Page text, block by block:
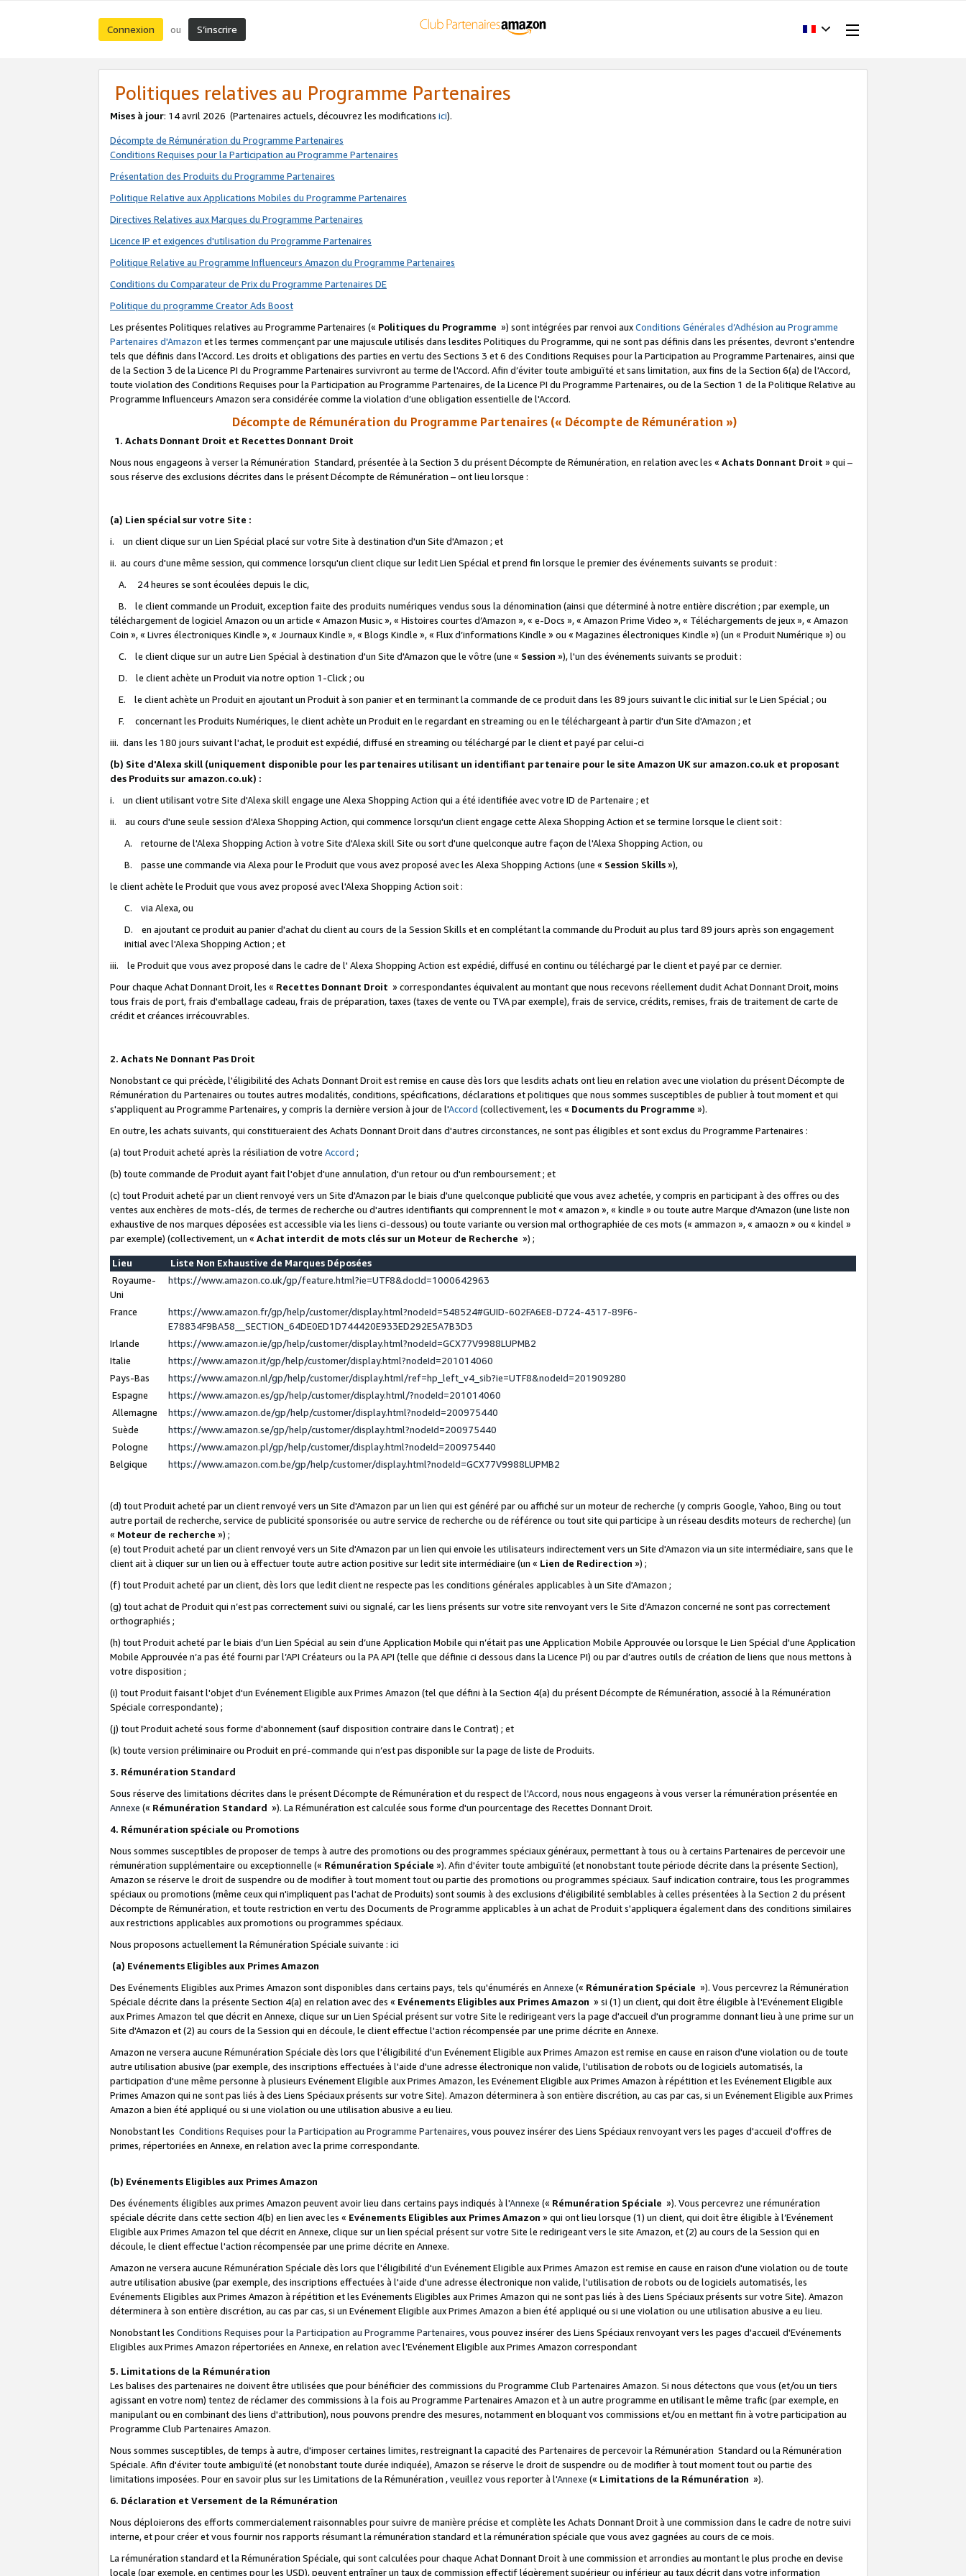
Connexion ou S’inscrire
Politiques relatives au Programme Partenaires
Mises à jour: 14 avril 2026 (Partenaires actuels, découvrez les modifications ici).
Décompte de Rémunération du Programme Partenaires
Conditions Requises pour la Participation au Programme Partenaires
Présentation des Produits du Programme Partenaires
Politique Relative aux Applications Mobiles du Programme Partenaires
Directives Relatives aux Marques du Programme Partenaires
Licence IP et exigences d'utilisation du Programme Partenaires
Politique Relative au Programme Influenceurs Amazon du Programme Partenaires
Conditions du Comparateur de Prix du Programme Partenaires DE
Politique du programme Creator Ads Boost
Les présentes Politiques relatives au Programme Partenaires (« Politiques du Programme ») sont intégrées par renvoi auxConditions Générales d’Adhésion au Programme
Partenaires d'Amazon et les termes commençant par une majuscule utilisés dans lesdites Politiques du Programme, qui ne sont pas définis dans les présentes, devront s'entendre
tels que définis dans l'Accord. Les droits et obligations des parties en vertu des Sections 3 et 6 des Conditions Requises pour la Participation au Programme Partenaires, ainsi que
de la Section 3 de la Licence PI du Programme Partenaires survivront au terme de l'Accord. Afin d’éviter toute ambiguïté et sans limitation, aux fins de la Section 6(a) de l'Accord,
toute violation des Conditions Requises pour la Participation au Programme Partenaires, de la Licence PI du Programme Partenaires, ou de la Section 1 de la Politique Relative au
Programme Influenceurs Amazon sera considérée comme la violation d’une obligation essentielle de l'Accord.
Décompte de Rémunération du Programme Partenaires (« Décompte de Rémunération »)
1. Achats Donnant Droit et Recettes Donnant Droit
Nous nous engageons à verser la Rémunération Standard, présentée à la Section 3 du présent Décompte de Rémunération, en relation avec les « Achats Donnant Droit » qui –
sous réserve des exclusions décrites dans le présent Décompte de Rémunération – ont lieu lorsque :
(a) Lien spécial sur votre Site :
i. un client clique sur un Lien Spécial placé sur votre Site à destination d'un Site d'Amazon ; et
ii. au cours d'une même session, qui commence lorsqu'un client clique sur ledit Lien Spécial et prend fin lorsque le premier des événements suivants se produit :
A. 24 heures se sont écoulées depuis le clic,
B. le client commande un Produit, exception faite des produits numériques vendus sous la dénomination (ainsi que déterminé à notre entière discrétion ; par exemple, un
téléchargement de logiciel Amazon ou un article « Amazon Music », « Histoires courtes d’Amazon », « e-Docs », « Amazon Prime Video », « Téléchargements de jeux », « Amazon
Coin », « Livres électroniques Kindle », « Journaux Kindle », « Blogs Kindle », « Flux d’informations Kindle » ou « Magazines électroniques Kindle ») (un « Produit Numérique ») ou
C. le client clique sur un autre Lien Spécial à destination d'un Site d'Amazon que le vôtre (une « Session »), l'un des événements suivants se produit :
D. le client achète un Produit via notre option 1-Click ; ou
E. le client achète un Produit en ajoutant un Produit à son panier et en terminant la commande de ce produit dans les 89 jours suivant le clic initial sur le Lien Spécial ; ou
F. concernant les Produits Numériques, le client achète un Produit en le regardant en streaming ou en le téléchargeant à partir d'un Site d'Amazon ; et
iii. dans les 180 jours suivant l'achat, le produit est expédié, diffusé en streaming ou téléchargé par le client et payé par celui-ci
(b) Site d'Alexa skill (uniquement disponible pour les partenaires utilisant un identifiant partenaire pour le site Amazon UK sur amazon.co.uk et proposant
des Produits sur amazon.co.uk) :
i. un client utilisant votre Site d'Alexa skill engage une Alexa Shopping Action qui a été identifiée avec votre ID de Partenaire ; et
ii. au cours d'une seule session d'Alexa Shopping Action, qui commence lorsqu'un client engage cette Alexa Shopping Action et se termine lorsque le client soit :
A. retourne de l'Alexa Shopping Action à votre Site d'Alexa skill Site ou sort d'une quelconque autre façon de l'Alexa Shopping Action, ou
B. passe une commande via Alexa pour le Produit que vous avez proposé avec les Alexa Shopping Actions (une « Session Skills»),
le client achète le Produit que vous avez proposé avec l'Alexa Shopping Action soit :
C. via Alexa, ou
D. en ajoutant ce produit au panier d'achat du client au cours de la Session Skills et en complétant la commande du Produit au plus tard 89 jours après son engagement
initial avec l'Alexa Shopping Action ; et
iii. le Produit que vous avez proposé dans le cadre de l' Alexa Shopping Action est expédié, diffusé en continu ou téléchargé par le client et payé par ce dernier.
Pour chaque Achat Donnant Droit, les « Recettes Donnant Droit » correspondantes équivalent au montant que nous recevons réellement dudit Achat Donnant Droit, moins
tous frais de port, frais d'emballage cadeau, frais de préparation, taxes (taxes de vente ou TVA par exemple), frais de service, crédits, remises, frais de traitement de carte de
crédit et créances irrécouvrables.
2. Achats Ne Donnant Pas Droit
Nonobstant ce qui précède, l'éligibilité des Achats Donnant Droit est remise en cause dès lors que lesdits achats ont lieu en relation avec une violation du présent Décompte de
Rémunération du Partenaires ou toutes autres modalités, conditions, spécifications, déclarations et politiques que nous sommes susceptibles de publier à tout moment et qui
s'appliquent au Programme Partenaires, y compris la dernière version à jour de l'Accord (collectivement, les « Documents du Programme »).
En outre, les achats suivants, qui constitueraient des Achats Donnant Droit dans d'autres circonstances, ne sont pas éligibles et sont exclus du Programme Partenaires :
(a) tout Produit acheté après la résiliation de votre Accord ;
(b) toute commande de Produit ayant fait l'objet d'une annulation, d'un retour ou d'un remboursement ; et
(c) tout Produit acheté par un client renvoyé vers un Site d'Amazon par le biais d'une quelconque publicité que vous avez achetée, y compris en participant à des offres ou des
ventes aux enchères de mots-clés, de termes de recherche ou d'autres identifiants qui comprennent le mot « amazon », « kindle » ou toute autre Marque d'Amazon (une liste non
exhaustive de nos marques déposées est accessible via les liens ci-dessous) ou toute variante ou version mal orthographiée de ces mots (« ammazon », « amaozn » ou « kindel »
par exemple) (collectivement, un « Achat interdit de mots clés sur un Moteur de Recherche ») ;
Lieu
Liste Non Exhaustive de Marques Déposées
Royaume-
Uni
https://www.amazon.co.uk/gp/feature.html?ie=UTF8&docId=1000642963
France
https://www.amazon.fr/gp/help/customer/display.html?nodeId=548524#GUID-602FA6E8-D724-4317-89F6-
E78834F9BA58__SECTION_64DE0ED1D744420E933ED292E5A7B3D3
Irlande
https://www.amazon.ie/gp/help/customer/display.html?nodeId=GCX77V9988LUPMB2
Italie
https://www.amazon.it/gp/help/customer/display.html?nodeId=201014060
Pays-Bas
https://www.amazon.nl/gp/help/customer/display.html/ref=hp_left_v4_sib?ie=UTF8&nodeId=201909280
Espagne
https://www.amazon.es/gp/help/customer/display.html/?nodeId=201014060
Allemagne
https://www.amazon.de/gp/help/customer/display.html?nodeId=200975440
Suède
https://www.amazon.se/gp/help/customer/display.html?nodeId=200975440
Pologne
https://www.amazon.pl/gp/help/customer/display.html?nodeId=200975440
Belgique
https://www.amazon.com.be/gp/help/customer/display.html?nodeId=GCX77V9988LUPMB2
(d) tout Produit acheté par un client renvoyé vers un Site d'Amazon par un lien qui est généré par ou affiché sur un moteur de recherche (y compris Google, Yahoo, Bing ou tout
autre portail de recherche, service de publicité sponsorisée ou autre service de recherche ou de référence ou tout site qui participe à un réseau desdits moteurs de recherche) (un
« Moteur de recherche ») ;
(e) tout Produit acheté par un client renvoyé vers un Site d'Amazon par un lien qui envoie les utilisateurs indirectement vers un Site d'Amazon via un site intermédiaire, sans que le
client ait à cliquer sur un lien ou à effectuer toute autre action positive sur ledit site intermédiaire (un « Lien de Redirection ») ;
(f) tout Produit acheté par un client, dès lors que ledit client ne respecte pas les conditions générales applicables à un Site d'Amazon ;
(g) tout achat de Produit qui n’est pas correctement suivi ou signalé, car les liens présents sur votre site renvoyant vers le Site d’Amazon concerné ne sont pas correctement
orthographiés ;
(h) tout Produit acheté par le biais d’un Lien Spécial au sein d’une Application Mobile qui n’était pas une Application Mobile Approuvée ou lorsque le Lien Spécial d'une Application
Mobile Approuvée n’a pas été fourni par l’API Créateurs ou la PA API (telle que définie ci dessous dans la Licence PI) ou par d’autres outils de création de liens que nous mettons à
votre disposition ;
(i) tout Produit faisant l'objet d'un Evénement Eligible aux Primes Amazon (tel que défini à la Section 4(a) du présent Décompte de Rémunération, associé à la Rémunération
Spéciale correspondante) ;
(j) tout Produit acheté sous forme d'abonnement (sauf disposition contraire dans le Contrat) ; et
(k) toute version préliminaire ou Produit en pré-commande qui n’est pas disponible sur la page de liste de Produits.
3. Rémunération Standard
Sous réserve des limitations décrites dans le présent Décompte de Rémunération et du respect de l'Accord, nous nous engageons à vous verser la rémunération présentée en
Annexe (« Rémunération Standard »). La Rémunération est calculée sous forme d'un pourcentage des Recettes Donnant Droit.
4. Rémunération spéciale ou Promotions
Nous sommes susceptibles de proposer de temps à autre des promotions ou des programmes spéciaux généraux, permettant à tous ou à certains Partenaires de percevoir une
rémunération supplémentaire ou exceptionnelle (« Rémunération Spéciale »). Afin d'éviter toute ambiguïté (et nonobstant toute période décrite dans la présente Section),
Amazon se réserve le droit de suspendre ou de modifier à tout moment tout ou partie des promotions ou programmes spéciaux. Sauf indication contraire, tous les programmes
spéciaux ou promotions (même ceux qui n'impliquent pas l'achat de Produits) sont soumis à des exclusions d'éligibilité semblables à celles présentées à la Section 2 du présent
Décompte de Rémunération, et toute restriction en vertu des Documents de Programme applicables à un achat de Produit s'appliquera également dans des conditions similaires
aux restrictions applicables aux promotions ou programmes spéciaux.
Nous proposons actuellement la Rémunération Spéciale suivante : ici
(a) Evénements Eligibles aux Primes Amazon
Des Evénements Eligibles aux Primes Amazon sont disponibles dans certains pays, tels qu'énumérés en Annexe (« Rémunération Spéciale »). Vous percevrez la Rémunération
Spéciale décrite dans la présente Section 4(a) en relation avec des « Evénements Eligibles aux Primes Amazon » si (1) un client, qui doit être éligible à l'Evénement Eligible
aux Primes Amazon tel que décrit en Annexe, clique sur un Lien Spécial présent sur votre Site le redirigeant vers la page d'accueil d'un programme donnant lieu à une prime sur un
Site d'Amazon et (2) au cours de la Session qui en découle, le client effectue l'action récompensée par une prime décrite en Annexe.
Amazon ne versera aucune Rémunération Spéciale dès lors que l'éligibilité d'un Evénement Eligible aux Primes Amazon est remise en cause en raison d'une violation ou de toute
autre utilisation abusive (par exemple, des inscriptions effectuées à l'aide d'une adresse électronique non valide, l'utilisation de robots ou de logiciels automatisés, la
participation d'une même personne à plusieurs Evénement Eligible aux Primes Amazon, les Evénement Eligible aux Primes Amazon à répétition et les Evénement Eligible aux
Primes Amazon qui ne sont pas liés à des Liens Spéciaux présents sur votre Site). Amazon déterminera à son entière discrétion, au cas par cas, si un Evénement Eligible aux Primes
Amazon a bien été appliqué ou si une violation ou une utilisation abusive a eu lieu.
Nonobstant les Conditions Requises pour la Participation au Programme Partenaires, vous pouvez insérer des Liens Spéciaux renvoyant vers les pages d'accueil d'offres de
primes, répertoriées en Annexe, en relation avec la prime correspondante.
(b) Evénements Eligibles aux Primes Amazon
Des événements éligibles aux primes Amazon peuvent avoir lieu dans certains pays indiqués à l'Annexe (« Rémunération Spéciale »). Vous percevrez une rémunération
spéciale décrite dans cette section 4(b) en lien avec les « Evénements Eligibles aux Primes Amazon » qui ont lieu lorsque (1) un client, qui doit être éligible à l’Evénement
Eligible aux Primes Amazon tel que décrit en Annexe, clique sur un lien spécial présent sur votre Site le redirigeant vers le site Amazon, et (2) au cours de la Session qui en
découle, le client effectue l'action récompensée par une prime décrite en Annexe.
Amazon ne versera aucune Rémunération Spéciale dès lors que l'éligibilité d'un Evénement Eligible aux Primes Amazon est remise en cause en raison d'une violation ou de toute
autre utilisation abusive (par exemple, des inscriptions effectuées à l'aide d'une adresse électronique non valide, l'utilisation de robots ou de logiciels automatisés, les
Evénements Eligibles aux Primes Amazon à répétition et les Evénements Eligibles aux Primes Amazon qui ne sont pas liés à des Liens Spéciaux présents sur votre Site). Amazon
déterminera à son entière discrétion, au cas par cas, si un Evénement Eligible aux Primes Amazon a bien été appliqué ou si une violation ou une utilisation abusive a eu lieu.
Nonobstant les Conditions Requises pour la Participation au Programme Partenaires, vous pouvez insérer des Liens Spéciaux renvoyant vers les pages d'accueil d'Evénements
Eligibles aux Primes Amazon répertoriées en Annexe, en relation avec l’Evénement Eligible aux Primes Amazon correspondant
5. Limitations de la Rémunération
Les balises des partenaires ne doivent être utilisées que pour bénéficier des commissions du Programme Club Partenaires Amazon. Si nous détectons que vous (et/ou un tiers
agissant en votre nom) tentez de réclamer des commissions à la fois au Programme Partenaires Amazon et à un autre programme en utilisant le même trafic (par exemple, en
manipulant ou en combinant des liens d'attribution), nous pouvons prendre des mesures, notamment en bloquant vos commissions et/ou en mettant fin à votre participation au
Programme Club Partenaires Amazon.
Nous sommes susceptibles, de temps à autre, d'imposer certaines limites, restreignant la capacité des Partenaires de percevoir la Rémunération Standard ou la Rémunération
Spéciale. Afin d'éviter toute ambiguïté (et nonobstant toute durée indiquée), Amazon se réserve le droit de suspendre ou de modifier à tout moment tout ou partie des
limitations imposées. Pour en savoir plus sur les Limitations de la Rémunération , veuillez vous reporter à l'Annexe (« Limitations de la Rémunération »).
6. Déclaration et Versement de la Rémunération
Nous déploierons des efforts commercialement raisonnables pour suivre de manière précise et complète les Achats Donnant Droit à une commission dans le cadre de notre suivi
interne, et pour créer et vous fournir nos rapports résumant la rémunération standard et la rémunération spéciale que vous avez gagnées au cours de ce mois.
La rémunération standard et la Rémunération Spéciale, qui sont calculées pour chaque Achat Donnant Droit à une commission et arrondies au montant le plus proche en devise
locale (par exemple, en centimes pour les USD), peuvent entraîner un taux de commission effectif légèrement supérieur ou inférieur au taux décrit dans votre information